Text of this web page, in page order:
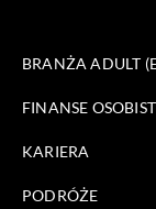
BRANŻA ADULT
FINANSE
KARIERA
PODRÓŻE